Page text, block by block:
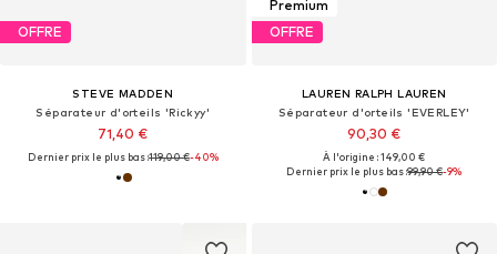
OFFRE
STEVE MADDEN
Séparateur d'orteils 'Rickyy'
71,40 €
Dernier prix le plus bas :119,00 €-40%
Premium
OFFRE
LAUREN RALPH LAUREN
Séparateur d'orteils 'EVERLEY'
90,30 €
À l'origine : 149,00 €
Dernier prix le plus bas :99,90 €-9%